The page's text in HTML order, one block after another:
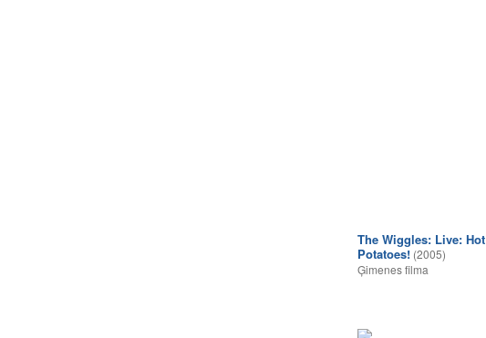
The Wiggles: Live: Hot
Potatoes! (2005)
Ģimenes filma